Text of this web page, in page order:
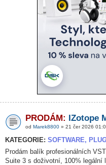
PRODÁM: IZotope
od Marek8800 » 21 čer 2026
KATEGORIE: SOFTWARE,
Prodám balík profesionálních
Suite 3 s doživotní, 100%